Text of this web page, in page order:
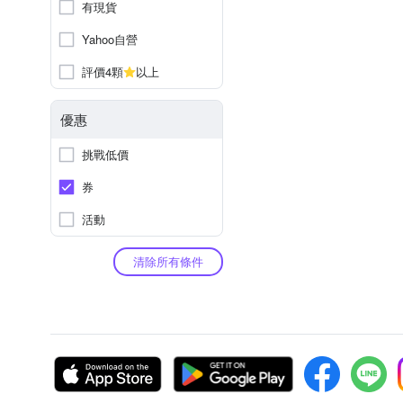
有現貨
Yahoo自營
評價4顆
以上
優惠
挑戰低價
券
活動
清除所有條件